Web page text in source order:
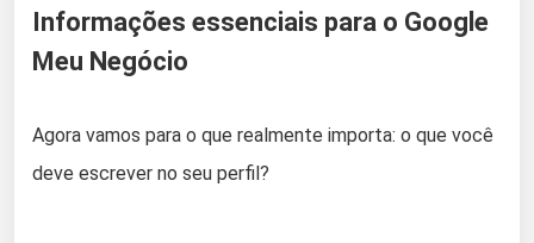
Informações essenciais para o Google
Meu Negócio
Agora vamos para o que realmente importa: o que você
deve escrever no seu perfil?